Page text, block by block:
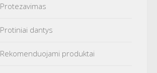
Protezavimas
Protiniai dantys
Rekomenduojami produktai